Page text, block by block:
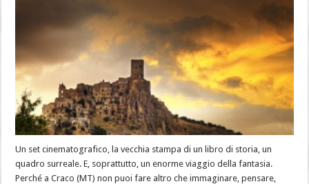
Un set cinematografico, la vecchia stampa di un libro di storia, un
quadro surreale. E, soprattutto, un enorme viaggio della fantasia.
Perché a Craco (MT) non puoi fare altro che immaginare, pensare,